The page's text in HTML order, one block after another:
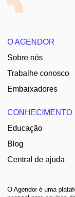
O AGENDOR
Sobre nós
Trabalhe conosco
Embaixadores
CONHECIMENTO
Educação
Blog
Central de ajuda
O Agendor é uma